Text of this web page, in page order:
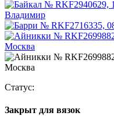
Статус:
Закрыт для вязок